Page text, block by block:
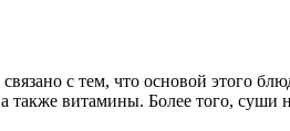
с тем, что основой этого
витамины. Более того, суши